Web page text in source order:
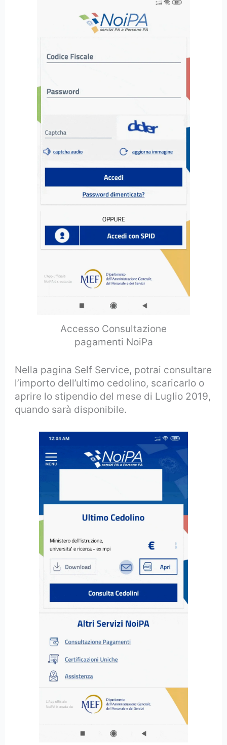
Accesso Consultazione
pagamenti NoiPa
Nella pagina Self Service, potrai consultare
l’importo dell’ultimo cedolino, scaricarlo o
aprire lo stipendio del mese di Luglio 2019,
quando sarà disponibile.